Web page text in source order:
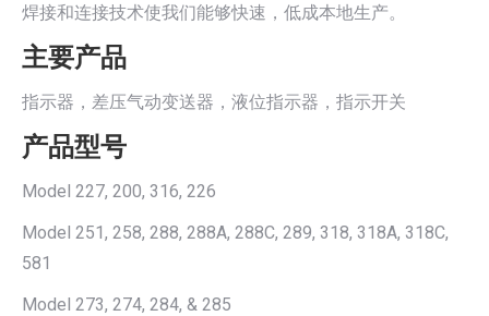
焊接和连接技术使我们能够快速，低成本地生产。
主要产品
指示器，差压气动变送器，液位指示器，指示开关
产品型号
Model 227, 200, 316, 226
Model 251, 258, 288, 288A, 288C, 289, 318, 318A, 318C,
581
Model 273, 274, 284, & 285